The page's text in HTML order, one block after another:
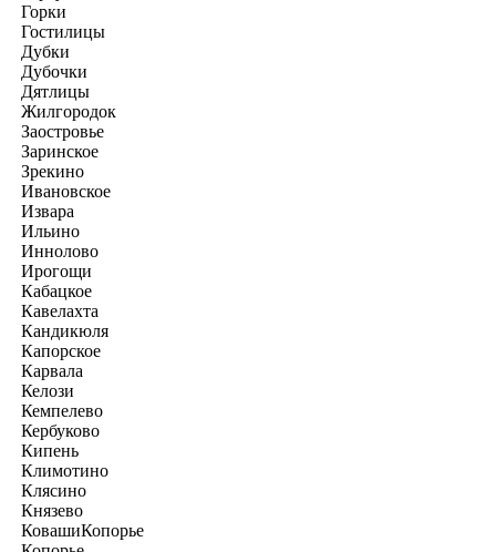
Горки
Гостилицы
Дубки
Дубочки
Дятлицы
Жилгородок
Заостровье
Заринское
Зрекино
Ивановское
Извара
Ильино
Иннолово
Ирогощи
Кабацкое
Кавелахта
Кандикюля
Капорское
Карвала
Келози
Кемпелево
Кербуково
Кипень
Климотино
Клясино
Князево
КовашиКопорье